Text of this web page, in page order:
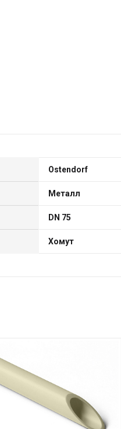
Ostendorf
Металл
DN 75
Хомут